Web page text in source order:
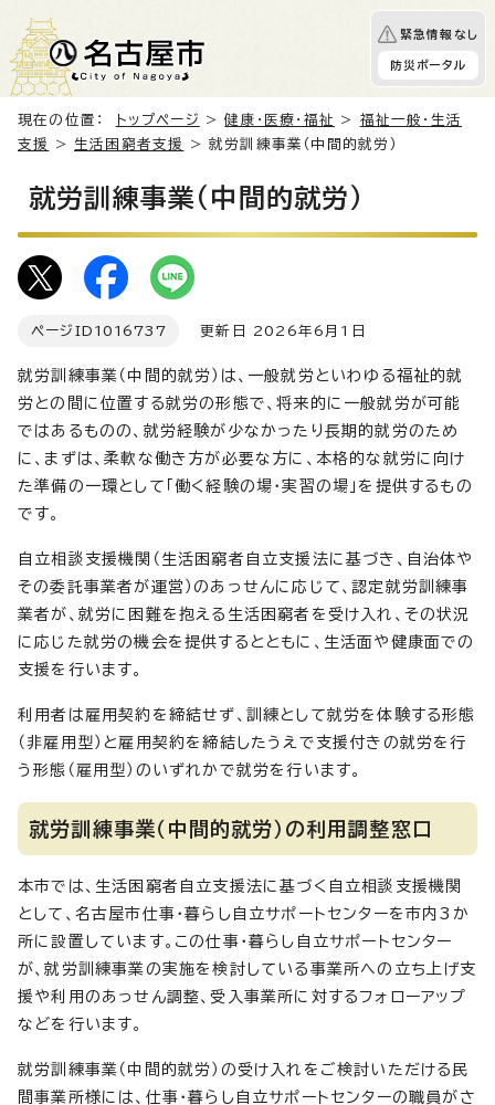
緊急情報なし
防災ポータル
現在の位置： トップページ >健康・医療・福祉 > 福祉一般・生活
支援
>生活困窮者支援 > 就労訓練事業（中間的就労）
就労訓練事業（中間的就労）
ページID 1016737 更新日 2026年6月1日
就労訓練事業（中間的就労）は、一般就労といわゆる福祉的就
労との間に位置する就労の形態で、将来的に一般就労が可能
ではあるものの、就労経験が少なかったり長期的就労のため
に、まずは、柔軟な働き方が必要な方に、本格的な就労に向け
た準備の一環として「働く経験の場・実習の場」を提供するもの
です。
自立相談支援機関（生活困窮者自立支援法に基づき、自治体や
その委託事業者が運営）のあっせんに応じて、認定就労訓練事
業者が、就労に困難を抱える生活困窮者を受け入れ、その状況
に応じた就労の機会を提供するとともに、生活面や健康面での
支援を行います。
利用者は雇用契約を締結せず、訓練として就労を体験する形態
（非雇用型）と雇用契約を締結したうえで支援付きの就労を行
う形態（雇用型）のいずれかで就労を行います。
就労訓練事業（中間的就労）の利用調整窓口
本市では、生活困窮者自立支援法に基づく自立相談支援機関
として、名古屋市仕事・暮らし自立サポートセンターを市内3か
所に設置しています。この仕事・暮らし自立サポートセンター
が、就労訓練事業の実施を検討している事業所への立ち上げ支
援や利用のあっせん調整、受入事業所に対するフォローアップ
などを行います。
就労訓練事業（中間的就労）の受け入れをご検討いただける民
間事業所様には、仕事・暮らし自立サポートセンターの職員がさ